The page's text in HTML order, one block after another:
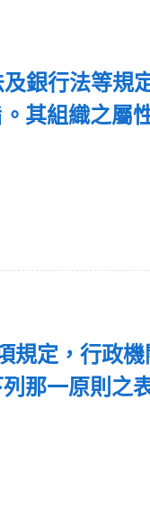
銀行法等規
其組織之屬
規定，行政
那一原則之